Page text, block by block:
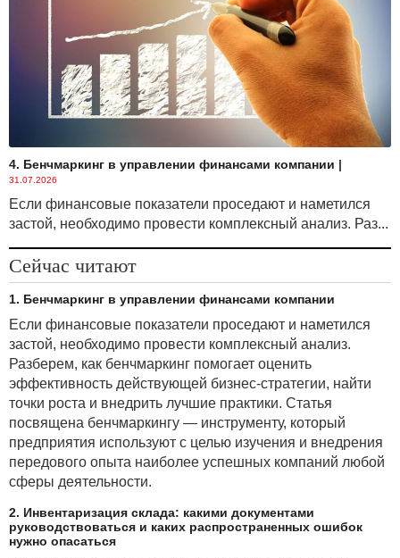
4. Бенчмаркинг в управлении финансами компании |
31.07.2026
Если финансовые показатели проседают и наметился
застой, необходимо провести комплексный анализ. Раз...
Сейчас читают
1. Бенчмаркинг в управлении финансами компании
Если финансовые показатели проседают и наметился
застой, необходимо провести комплексный анализ.
Разберем, как бенчмаркинг помогает оценить
эффективность действующей бизнес-стратегии, найти
точки роста и внедрить лучшие практики. Статья
посвящена бенчмаркингу — инструменту, который
предприятия используют с целью изучения и внедрения
передового опыта наиболее успешных компаний любой
сферы деятельности.
2. Инвентаризация склада: какими документами
руководствоваться и каких распространенных ошибок
нужно опасаться